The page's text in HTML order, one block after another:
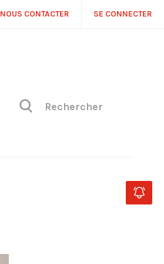
NOUS CONTACTER SE CONNECTER